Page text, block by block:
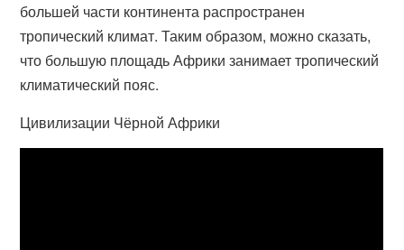
большей части континента распространен
тропический климат. Таким образом, можно сказать,
что большую площадь Африки занимает тропический
климатический пояс.
Цивилизации Чёрной Африки